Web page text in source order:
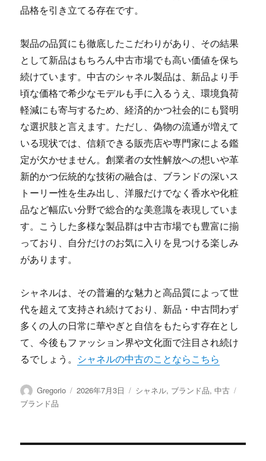
品格を引き立てる存在です。
製品の品質にも徹底したこだわりがあり、その結果
として新品はもちろん中古市場でも高い価値を保ち
続けています。中古のシャネル製品は、新品より手
頃な価格で希少なモデルも手に入るうえ、環境負荷
軽減にも寄与するため、経済的かつ社会的にも賢明
な選択肢と言えます。ただし、偽物の流通が増えて
いる現状では、信頼できる販売店や専門家による鑑
定が欠かせません。創業者の女性解放への想いや革
新的かつ伝統的な技術の融合は、ブランドの深いス
トーリー性を生み出し、洋服だけでなく香水や化粧
品など幅広い分野で総合的な美意識を表現していま
す。こうした多様な製品群は中古市場でも豊富に揃
っており、自分だけのお気に入りを見つける楽しみ
があります。
シャネルは、その普遍的な魅力と高品質によって世
代を超えて支持され続けており、新品・中古問わず
多くの人の日常に華やぎと自信をもたらす存在とし
て、今後もファッション界や文化面で注目され続け
るでしょう。 シャネルの中古のことならこちら
投
稿
Gregorio
投
2026年7月3日
カ
シャネル, ブランド品,中古
ブランド品